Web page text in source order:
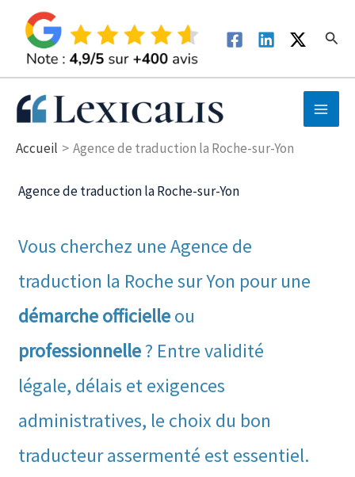
contenu
Accueil Agence de traduction la Roche-sur-Yon
Agence de traduction la Roche-sur-Yon
Vous cherchez une Agence de
traduction la Roche sur Yon pour une
démarche officielleou
professionnelle? Entre validité
légale, délais et exigences
administratives, le choix du bon
traducteur assermenté est essentiel.